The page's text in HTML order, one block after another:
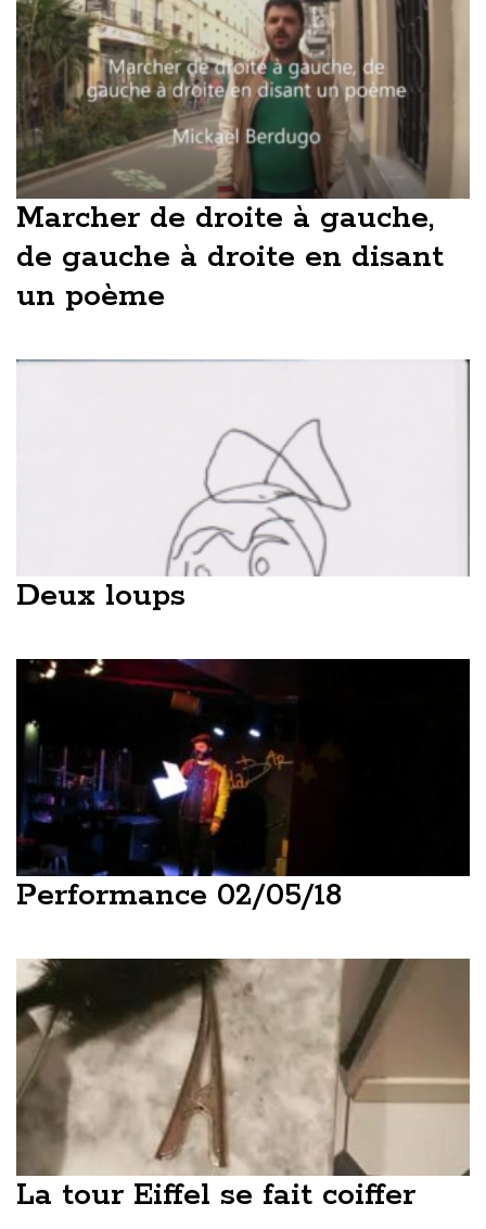
Marcher de droite à gauche,
de gauche à droite en disant
un poème
Deux loups
Performance 02/05/18
La tour Eiffel se fait coiffer